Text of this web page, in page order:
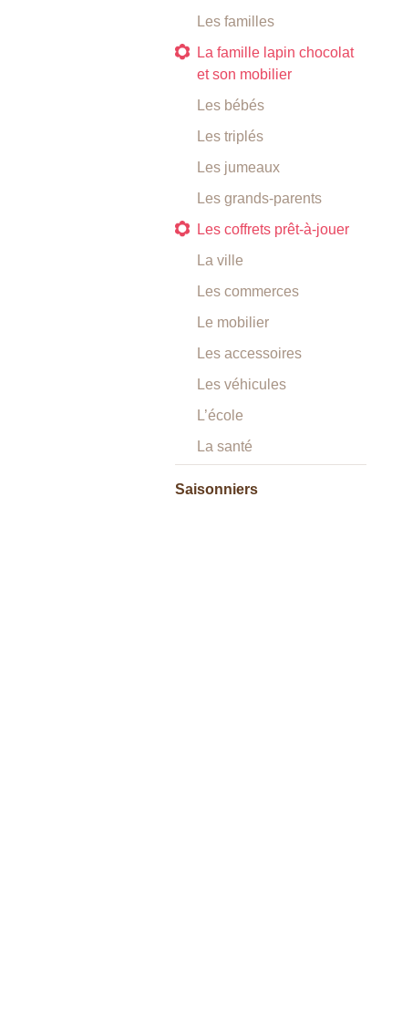
Les familles
La famille lapin chocolat
et son mobilier
Les bébés
Les triplés
Les jumeaux
Les grands-parents
Les coffrets prêt-à-jouer
La ville
Les commerces
Le mobilier
Les accessoires
Les véhicules
L’école
La santé
Saisonniers